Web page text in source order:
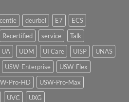
voor
UniFi
Protect
deurbel E7
ECS
Recertified service
Talk
UA UDM UI Care UISP
UNAS
USW-Enterprise
USW-Flex
Pro-HD
USW-Pro-Max
UVC UXG